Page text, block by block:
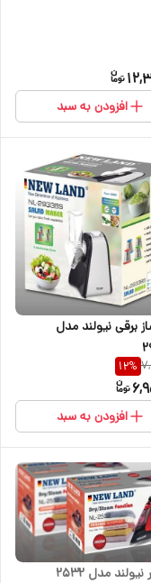
افزودن به سبد
برقی نیولند مدل
12%
افزودن به سبد
مدل 2532